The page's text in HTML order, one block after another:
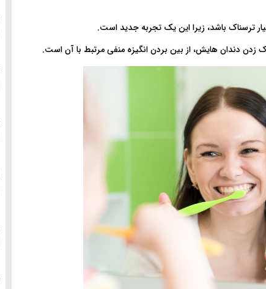
باشد، زیرا این یک تجربه جدید است.
دندان هایش، از بین بردن انگیزه منفی مرتبط با آن است.